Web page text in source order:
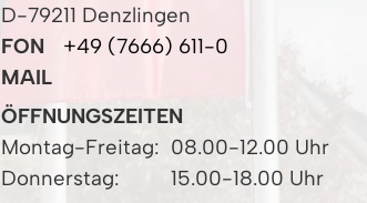
D-79211 Denzlingen
FON
+49 (7666) 611-0
MAIL
ÖFFNUNGSZEITEN
Montag-Freitag: 08.00-12.00 Uhr
Donnerstag:
15.00-18.00 Uhr